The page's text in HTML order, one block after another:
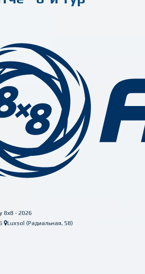
8х8 - 2026
Luxsol (Радиальная, 58)